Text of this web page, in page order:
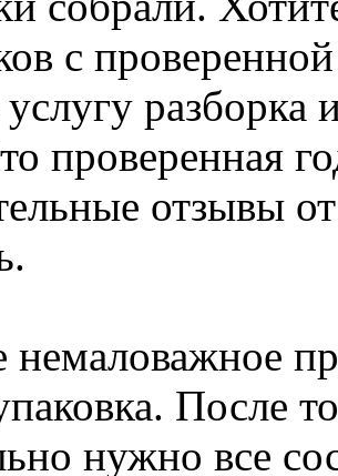
с
услугу
проверенная
отзывы
немаловажное
После
нужно все